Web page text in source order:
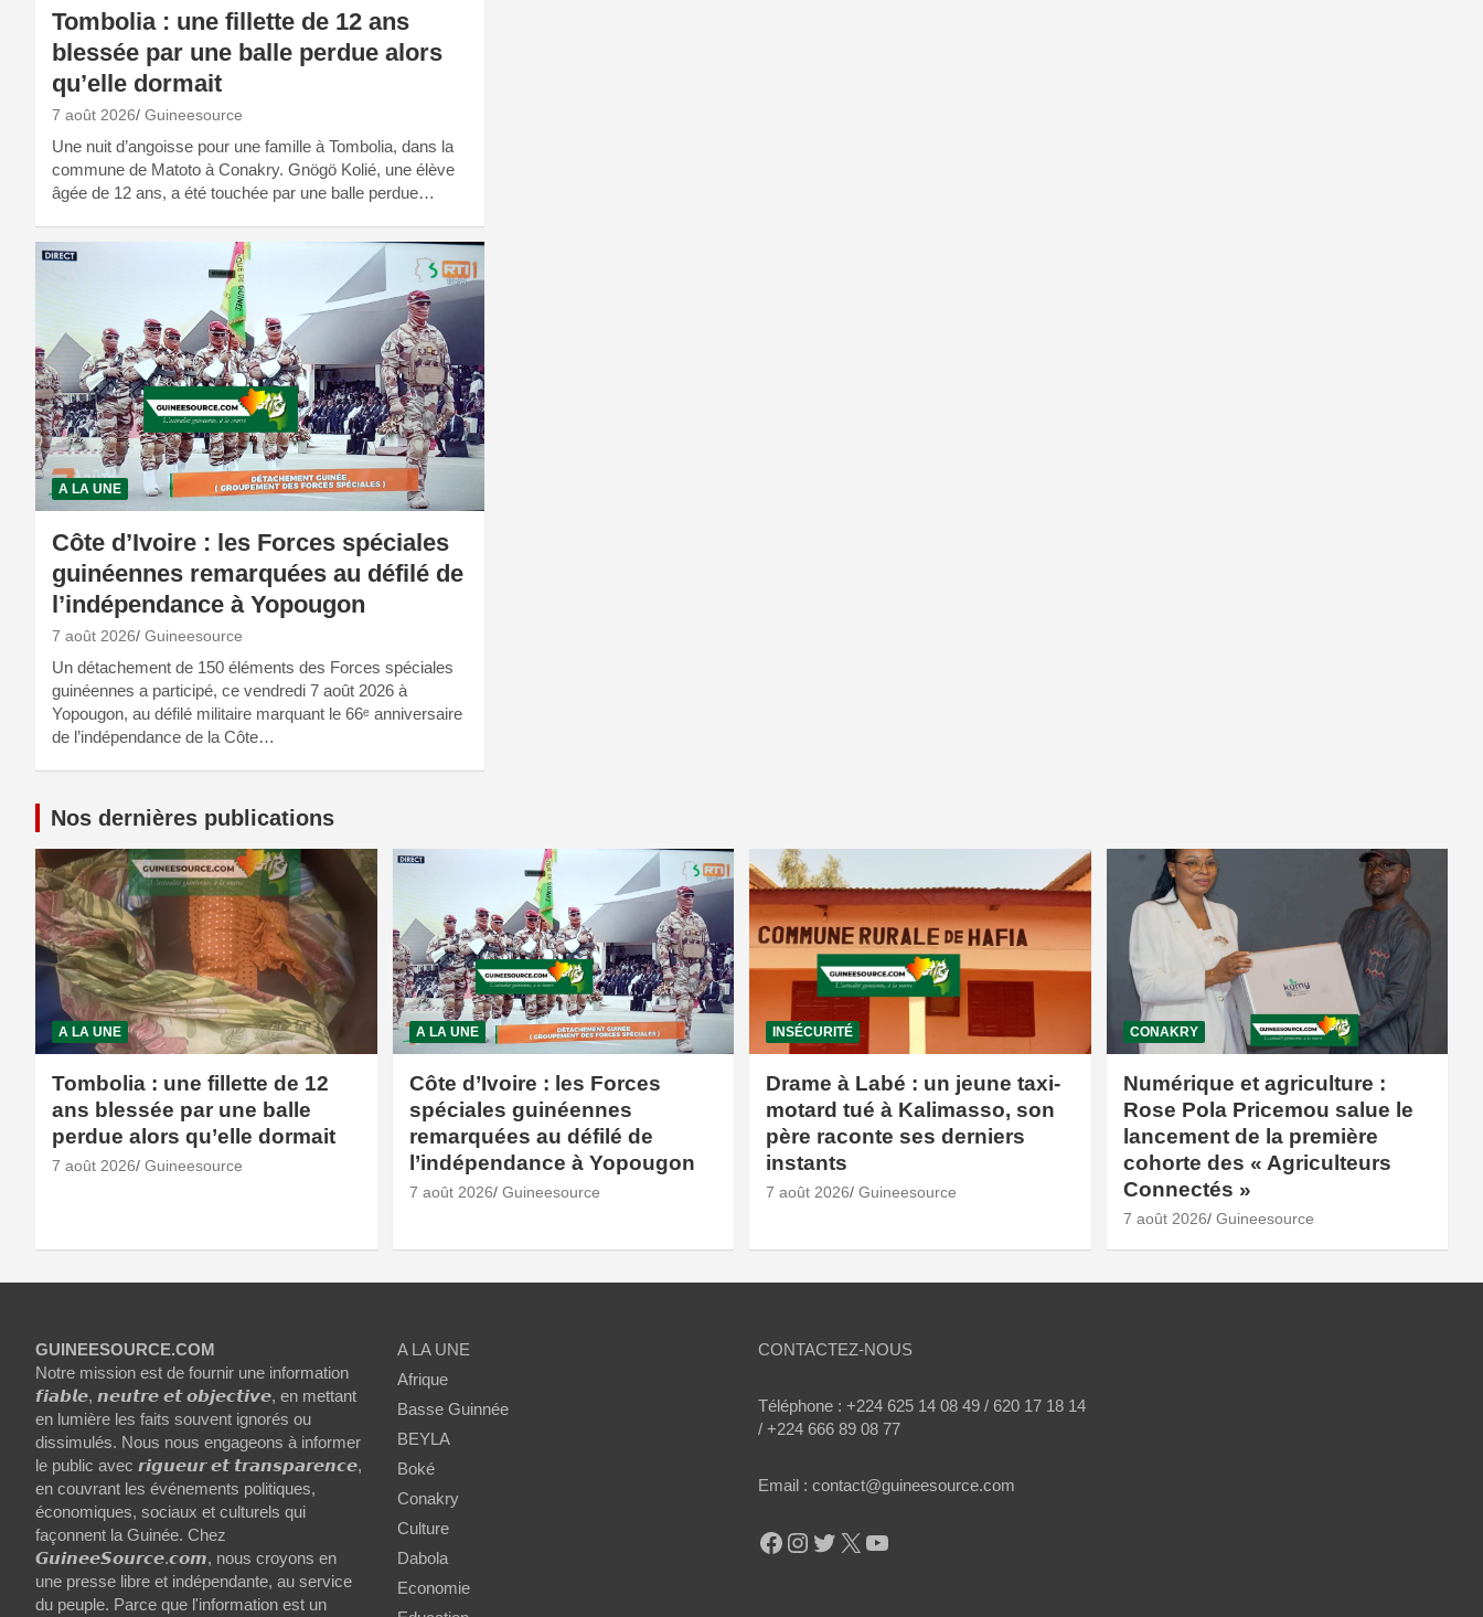
Tombolia : une fillette de 12 ans
blessée par une balle perdue alors
qu’elle dormait
7 août 2026 Guineesource
Une nuit d’angoisse pour une famille à Tombolia, dans la
commune de Matoto à Conakry. Gnögö Kolié, une élève
âgée de 12 ans, a été touchée par une balle perdue…
A LA UNE
Côte d’Ivoire : les Forces spéciales
guinéennes remarquées au défilé de
l’indépendance à Yopougon
7 août 2026 Guineesource
Un détachement de 150 éléments des Forces spéciales
guinéennes a participé, ce vendredi 7 août 2026 à
Yopougon, au défilé militaire marquant le 66ᵉ anniversaire
de l’indépendance de la Côte…
Nos dernières publications
A LA UNE
Tombolia : une fillette de 12
ans blessée par une balle
perdue alors qu’elle dormait
7 août 2026 Guineesource
A LA UNE
Côte d’Ivoire : les Forces
spéciales guinéennes
remarquées au défilé de
l’indépendance à Yopougon
7 août 2026 Guineesource
INSÉCURITÉ
Drame à Labé : un jeune taxi-
motard tué à Kalimasso, son
père raconte ses derniers
instants
7 août 2026 Guineesource
CONAKRY
Numérique et agriculture :
Rose Pola Pricemou salue le
lancement de la première
cohorte des « Agriculteurs
Connectés »
7 août 2026 Guineesource
GUINEESOURCE.COM
Notre mission est de fournir une information
𝙛𝙞𝙖𝙗𝙡𝙚, 𝙣𝙚𝙪𝙩𝙧𝙚 𝙚𝙩 𝙤𝙗𝙟𝙚𝙘𝙩𝙞𝙫𝙚, en mettant
en lumière les faits souvent ignorés ou
dissimulés. Nous nous engageons à informer
le public avec 𝙧𝙞𝙜𝙪𝙚𝙪𝙧 𝙚𝙩 𝙩𝙧𝙖𝙣𝙨𝙥𝙖𝙧𝙚𝙣𝙘𝙚,
en couvrant les événements politiques,
économiques, sociaux et culturels qui
façonnent la Guinée. Chez
𝙂𝙪𝙞𝙣𝙚𝙚𝙎𝙤𝙪𝙧𝙘𝙚.𝙘𝙤𝙢, nous croyons en
une presse libre et indépendante, au service
du peuple. Parce que l'information est un
A LA UNE
Afrique
Basse Guinnée
BEYLA
Boké
Conakry
Culture
Dabola
Economie
CONTACTEZ-NOUS
Téléphone : +224 625 14 08 49 / 620 17 18 14
/ +224 666 89 08 77
Email : contact@guineesource.com
Facebook
Instagram
Twitter
X YouTube